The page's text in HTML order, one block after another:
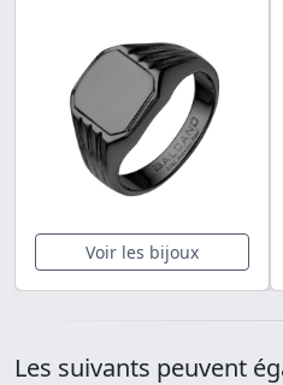
Voir les bijoux
Les suivants peuvent